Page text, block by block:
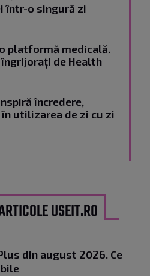
într-o singură zi
platformă medicală.
de Health
încredere,
utilizarea de zi cu zi
USEIT.RO
din august 2026. Ce